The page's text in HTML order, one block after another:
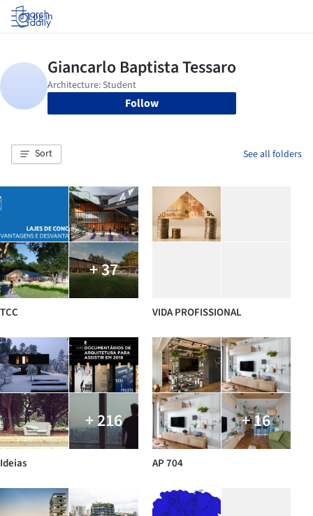
Log in
Follow
Sort See all folders
+ 37
TCC VIDA PROFISSIONAL
+ 216
Ideias
+ 16
AP 704